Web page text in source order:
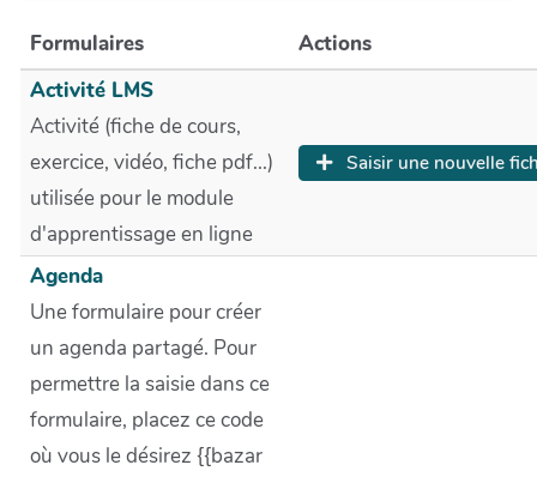
Formulaires
Actions
Activité LMS
Activité (fiche de cours,
exercice, vidéo, fiche pdf...)
utilisée pour le module
d'apprentissage en ligne
Saisir une nouvelle
Agenda
Une formulaire pour créer
un agenda partagé. Pour
permettre la saisie dans ce
formulaire, placez ce code
où vous le désirez {{bazar